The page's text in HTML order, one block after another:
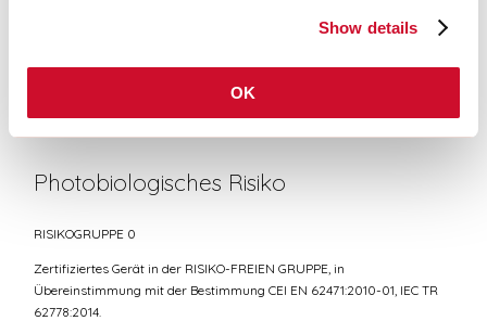
Show details
OK
CEI EN 60598-1:2021 + A11:2023, CEI EN 60598-2-1:2022, CEI
EN 60598-2-22:2023
Photobiologisches Risiko
RISIKOGRUPPE 0
Zertifiziertes Gerät in der RISIKO-FREIEN GRUPPE, in
Übereinstimmung mit der Bestimmung CEI EN 62471:2010-01, IEC TR
62778:2014.